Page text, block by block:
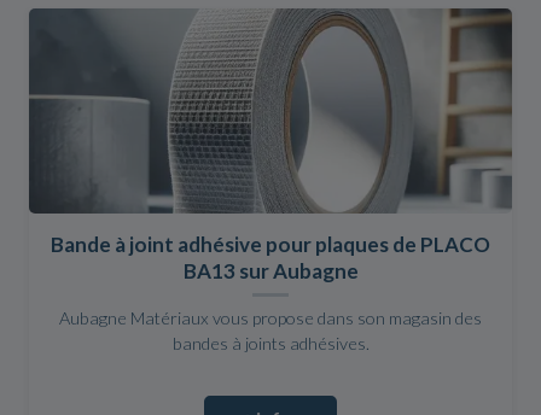
Bande à joint adhésive pour plaques de PLACO
BA13 sur Aubagne
Aubagne Matériaux vous propose dans son magasin des
bandes à joints adhésives.